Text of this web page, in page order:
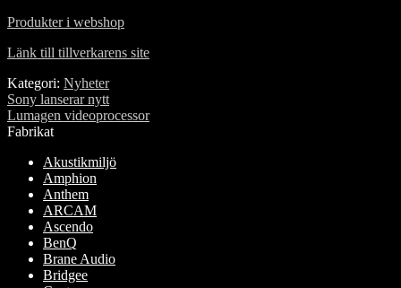
Produkter i webshop
Länk till tillverkarens site
Kategori: Nyheter
Inläggsnavigering
Föregående
inlägg:
Sony lanserar nytt
Nästa
inlägg:
Lumagen videoprocessor
Fabrikat
Akustikmiljö
Amphion
Anthem
ARCAM
Ascendo
BenQ
Brane Audio
Bridgee